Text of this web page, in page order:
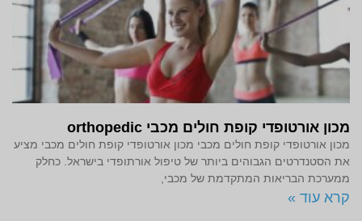
מכון אורטופדי קופת חולים מכבי orthopedic
מכון אורטופדי קופת חולים מכבי מכון אורטופדי קופת חולים מכבי מציע
את הסטנדרטים הגבוהים ביותר של טיפול אורתופדי בישראל. כחלק
ממערכת הבריאות המתקדמת של מכבי,
קרא עוד »